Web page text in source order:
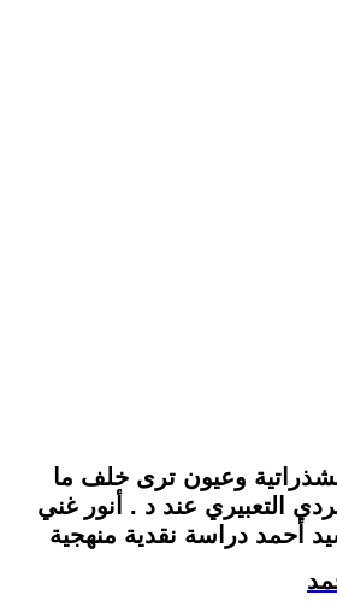
وعيون ترى خلف ما
التعبيري عند د . أنور غني
أحمد دراسة نقدية منهجية